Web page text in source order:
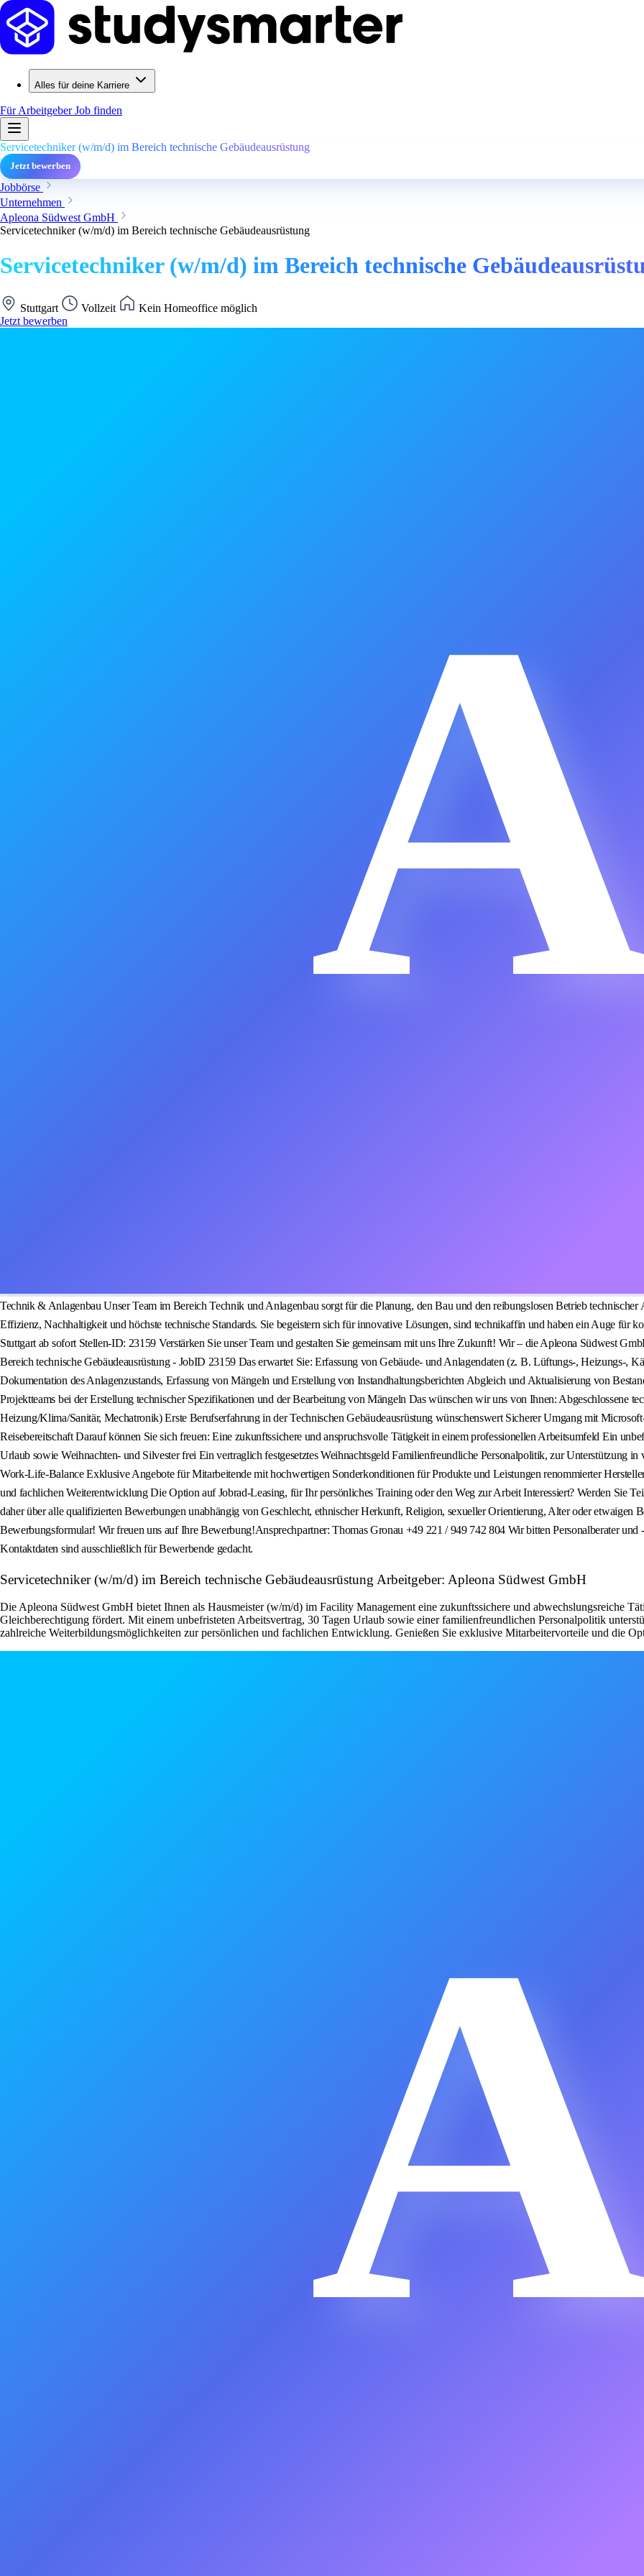
Alles für deine Karriere
Für ArbeitgeberJob finden
Servicetechniker (w/m/d) im Bereich technische Gebäudeausrüstung
Jetzt bewerben
Jobbörse
Unternehmen
Apleona Südwest GmbH
Servicetechniker (w/m/d) im Bereich technische Gebäudeausrüstung
Servicetechniker (w/m/d) im Bereich technische
Stuttgart Vollzeit
Kein Homeoffice möglich
Jetzt bewerben
Technik & Anlagenbau Unser Team im Bereich Technik und Anlagenbau sorgt für die Planung, den Bau und den reibungslosen Betrieb
Effizienz, Nachhaltigkeit und höchste technische Standards. Sie begeistern sich für innovative Lösungen, sind technikaffin und haben ein Auge für
Stuttgart ab sofort Stellen-ID: 23159 Verstärken Sie unser Team und gestalten Sie gemeinsam mit uns Ihre Zukunft! Wir – die Apleona Südwest
Bereich technische Gebäudeausrüstung - JobID 23159 Das erwartet Sie: Erfassung von Gebäude- und Anlagendaten (z. B. Lüftungs-, Heizungs-,
Dokumentation des Anlagenzustands, Erfassung von Mängeln und Erstellung von Instandhaltungsberichten Abgleich und Aktualisierung von
Projektteams bei der Erstellung technischer Spezifikationen und der Bearbeitung von Mängeln Das wünschen wir uns von Ihnen: Abgeschlossene
Heizung/Klima/Sanitär, Mechatronik) Erste Berufserfahrung in der Technischen Gebäudeausrüstung wünschenswert Sicherer Umgang mit
Reisebereitschaft Darauf können Sie sich freuen: Eine zukunftssichere und anspruchsvolle Tätigkeit in einem professionellen Arbeitsumfeld Ein
Urlaub sowie Weihnachten- und Silvester frei Ein vertraglich festgesetztes Weihnachtsgeld Familienfreundliche Personalpolitik, zur Unterstützung
Work-Life-Balance Exklusive Angebote für Mitarbeitende mit hochwertigen Sonderkonditionen für Produkte und Leistungen renommierter
und fachlichen Weiterentwicklung Die Option auf Jobrad-Leasing, für Ihr persönliches Training oder den Weg zur Arbeit Interessiert? Werden Sie
daher über alle qualifizierten Bewerbungen unabhängig von Geschlecht, ethnischer Herkunft, Religion, sexueller Orientierung, Alter oder etwaigen
Bewerbungsformular! Wir freuen uns auf Ihre Bewerbung!Ansprechpartner: Thomas Gronau +49 221 / 949 742 804 Wir bitten Personalberater und
Kontaktdaten sind ausschließlich für Bewerbende gedacht.
Servicetechniker (w/m/d) im Bereich technische Gebäudeausrüstung Arbeitgeber: Apleona Südwest GmbH
Die Apleona Südwest GmbH bietet Ihnen als Hausmeister (w/m/d) im Facility Management eine zukunftssichere und abwechslungsreiche
Gleichberechtigung fördert. Mit einem unbefristeten Arbeitsvertrag, 30 Tagen Urlaub sowie einer familienfreundlichen Personalpolitik
zahlreiche Weiterbildungsmöglichkeiten zur persönlichen und fachlichen Entwicklung. Genießen Sie exklusive Mitarbeitervorteile und die